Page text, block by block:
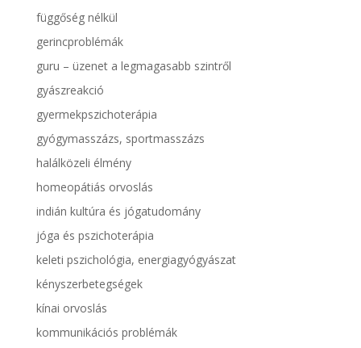
függőség nélkül
gerincproblémák
guru – üzenet a legmagasabb szintről
gyászreakció
gyermekpszichoterápia
gyógymasszázs, sportmasszázs
halálközeli élmény
homeopátiás orvoslás
indián kultúra és jógatudomány
jóga és pszichoterápia
keleti pszichológia, energiagyógyászat
kényszerbetegségek
kínai orvoslás
kommunikációs problémák